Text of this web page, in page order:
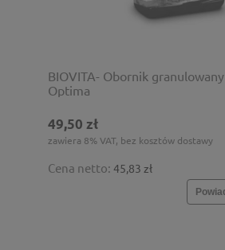
BIOVITA- Obornik
Optima
49,50 zł
zawiera 8% VAT, bez kosztów dostawy
Cena netto: 45,83 zł